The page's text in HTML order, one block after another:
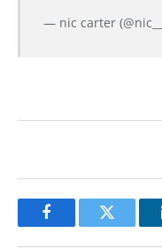
— nic carter
FacebookTwitter